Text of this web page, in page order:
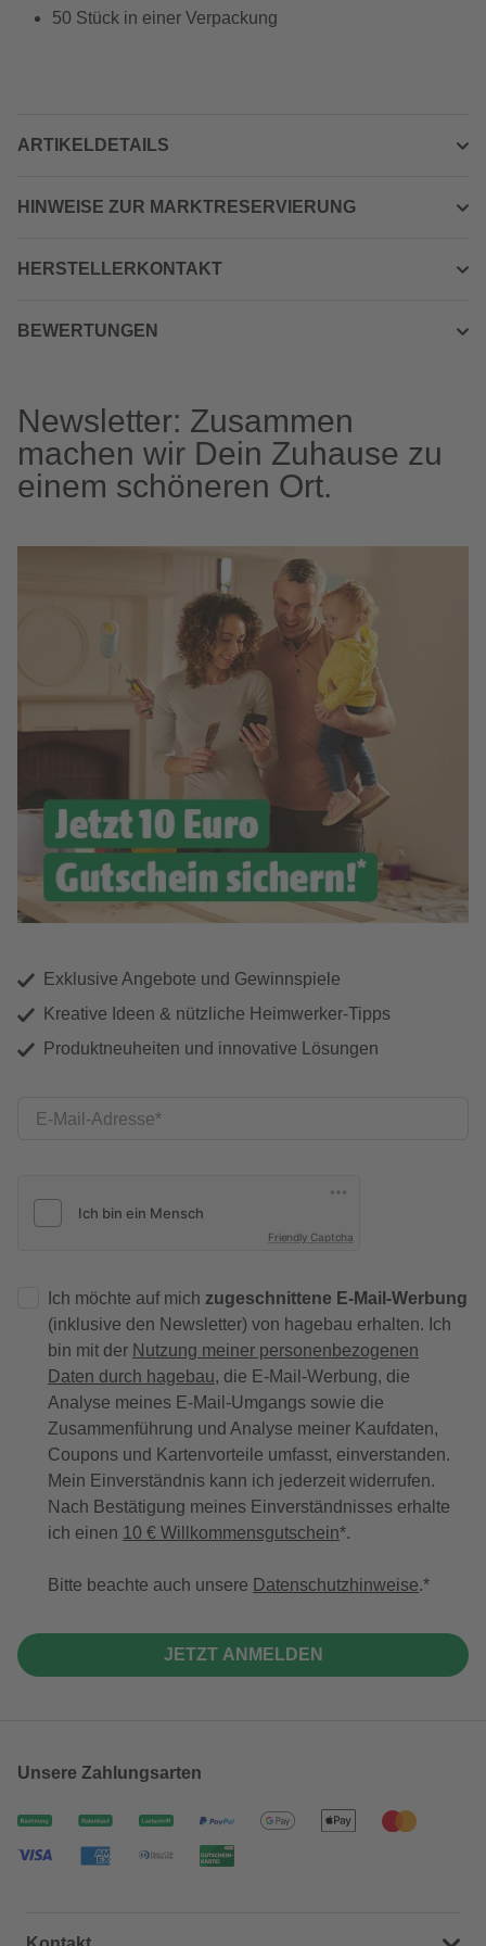
50 Stück in einer Verpackung
ARTIKELDETAILS
HINWEISE ZUR MARKTRESERVIERUNG
HERSTELLERKONTAKT
BEWERTUNGEN
Newsletter: Zusammen
machen wir Dein Zuhause zu
einem schöneren Ort.
Exklusive Angebote und Gewinnspiele
Kreative Ideen & nützliche Heimwerker-Tipps
Produktneuheiten und innovative Lösungen
E-Mail-Adresse
Friendly Captcha
Ich möchte auf mich zugeschnittene E-Mail-Werbung
(inklusive den Newsletter) von hagebau erhalten. Ich
bin mit der Nutzung meiner personenbezogenen
Daten durch hagebau, die E-Mail-Werbung, die
Analyse meines E-Mail-Umgangs sowie die
Zusammenführung und Analyse meiner Kaufdaten,
Coupons und Kartenvorteile umfasst, einverstanden.
Mein Einverständnis kann ich jederzeit widerrufen.
Nach Bestätigung meines Einverständnisses erhalte
ich einen 10 € Willkommensgutschein*.
Bitte beachte auch unsere Datenschutzhinweise.
JETZT ANMELDEN
Unsere Zahlungsarten